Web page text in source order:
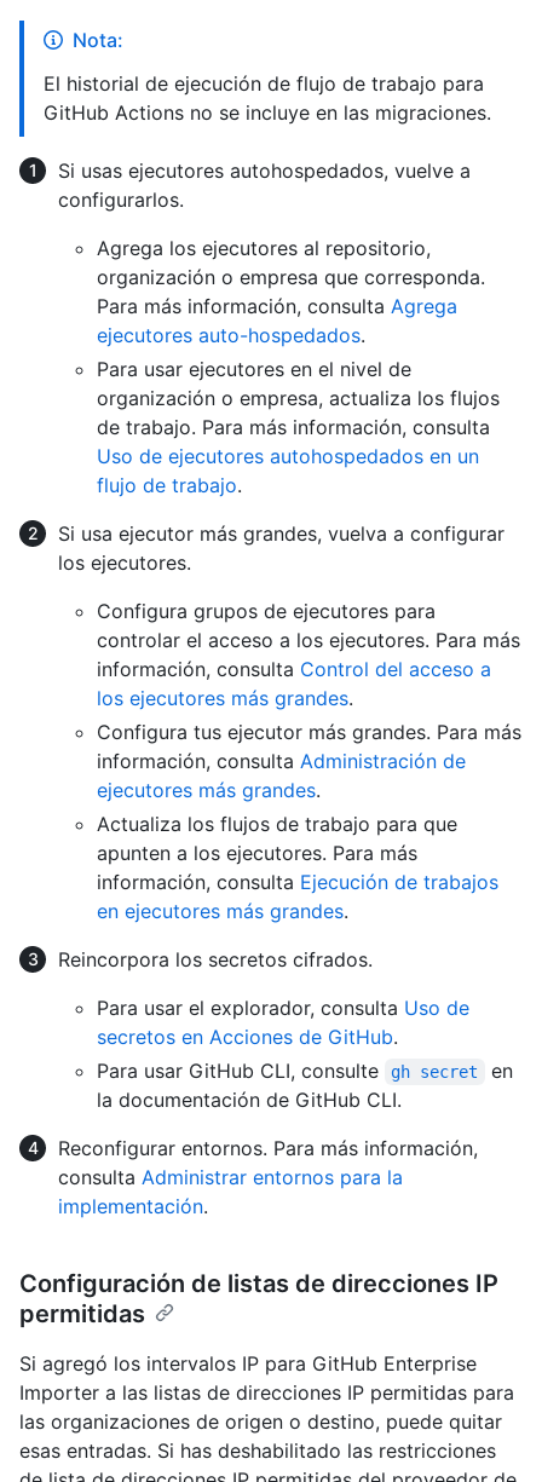
Nota:
El historial de ejecución de flujo de trabajo para
GitHub Actions no se incluye en las migraciones.
Si usas ejecutores autohospedados, vuelve a
configurarlos.
Agrega los ejecutores al repositorio,
organización o empresa que corresponda.
Para más información, consulta Agrega
ejecutores auto-hospedados.
Para usar ejecutores en el nivel de
organización o empresa, actualiza los flujos
de trabajo. Para más información, consulta
Uso de ejecutores autohospedados en un
flujo de trabajo.
Si usa ejecutor más grandes, vuelva a configurar
los ejecutores.
Configura grupos de ejecutores para
controlar el acceso a los ejecutores. Para más
información, consulta Control del acceso a
los ejecutores más grandes.
Configura tus ejecutor más grandes. Para más
información, consulta Administración de
ejecutores más grandes.
Actualiza los flujos de trabajo para que
apunten a los ejecutores. Para más
información, consulta Ejecución de trabajos
en ejecutores más grandes.
Reincorpora los secretos cifrados.
Para usar el explorador, consulta Uso de
secretos en Acciones de GitHub.
Para usar GitHub CLI, consulte
gh secret
en
la documentación de GitHub CLI.
Reconfigurar entornos. Para más información,
consulta Administrar entornos para la
implementación.
Configuración de listas de direcciones IP
permitidas
Si agregó los intervalos IP para GitHub Enterprise
Importer a las listas de direcciones IP permitidas para
las organizaciones de origen o destino, puede quitar
esas entradas. Si has deshabilitado las restricciones